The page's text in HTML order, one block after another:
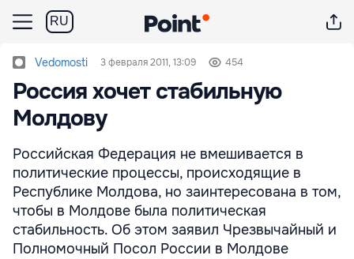
RU
Vedomosti 3 февраля 2011, 13:09 454
Россия хочет стабильную
Молдову
Российская Федерация не вмешивается в
политические процессы, происходящие в
Республике Молдова, но заинтересована в том,
чтобы в Молдове была политическая
стабильность. Об этом заявил Чрезвычайный и
Полномочный Посол России в Молдове